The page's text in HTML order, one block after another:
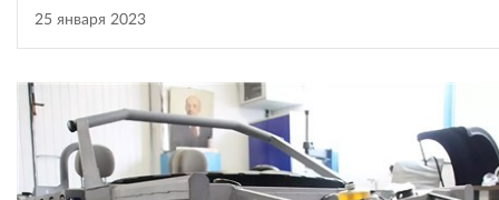
25 января 2023